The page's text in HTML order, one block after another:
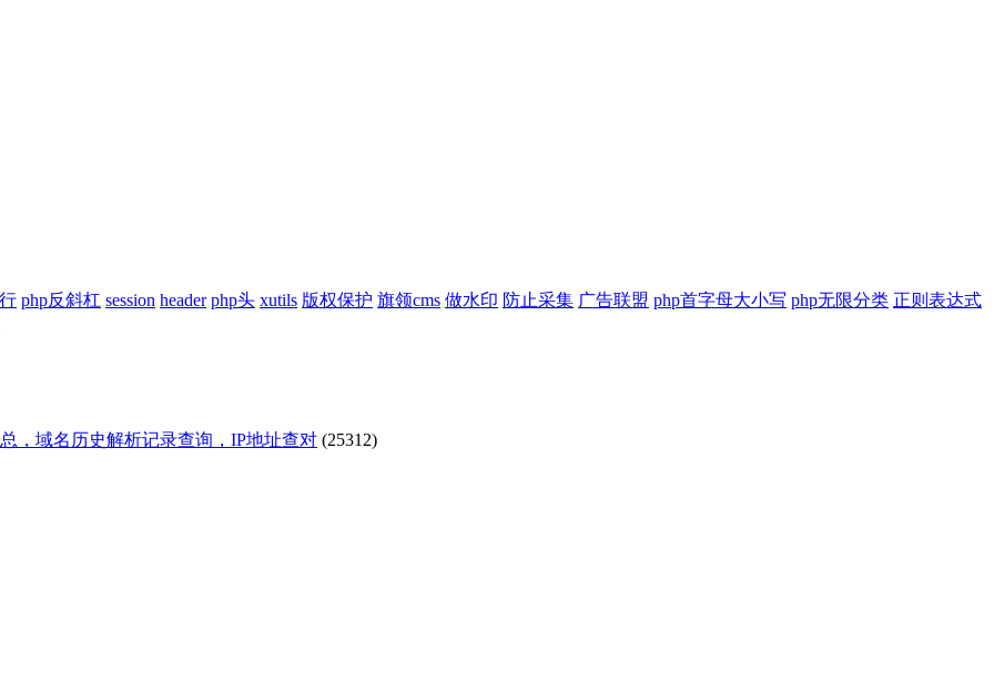
php反斜杠 session header php头 xutils 版权保护 旗领cms 做水印 防止采集 广告联盟 php首字母大小写 php无限分类 正则表达式
，域名历史解析记录查询，IP地址查对 (25312)